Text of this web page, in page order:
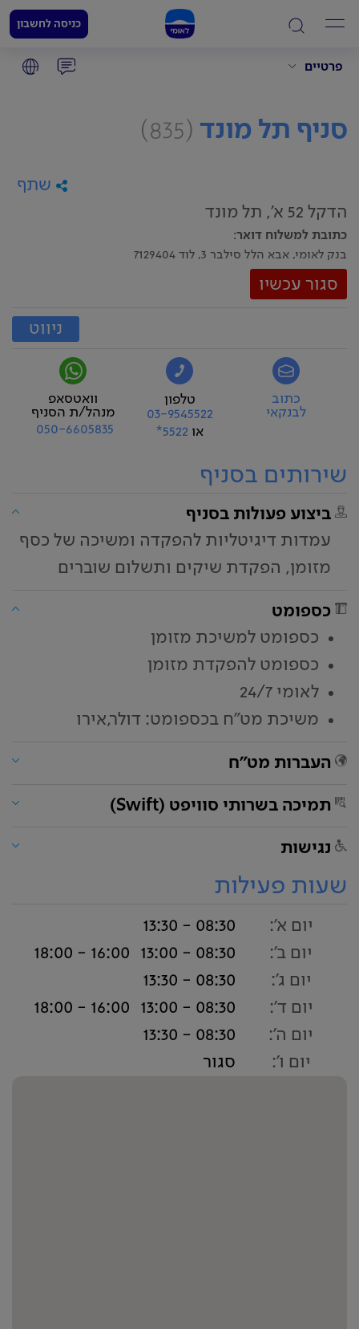
פרטיים
כניסה לחשבון
סניף תל מונד (835)
שתף
הדקל 52 א', תל מונד
כתובת למשלוח דואר:
בנק לאומי, אבא הלל סילבר 3, לוד 7129404
סגור עכשיו
ניווט
כתוב
לבנקאי
טלפון
03-9545522
או 5522*
וואטסאפ
מנהל/ת הסניף
050-6605835
שירותים בסניף
ביצוע פעולות בסניף
עמדות דיגיטליות להפקדה ומשיכה של כסף
מזומן, הפקדת שיקים ותשלום שוברים
כספומט
כספומט למשיכת מזומן
כספומט להפקדת מזומן
לאומי 24/7
משיכת מט"ח בכספומט: דולר,אירו
העברות מט"ח
תמיכה בשרותי סוויפט (Swift)
נגישות
שעות פעילות
יום א':
08:30 - 13:30
יום ב':
08:30 - 13:00
16:00 - 18:00
יום ג':
08:30 - 13:30
יום ד':
08:30 - 13:00
16:00 - 18:00
יום ה':
08:30 - 13:30
יום ו':
סגור